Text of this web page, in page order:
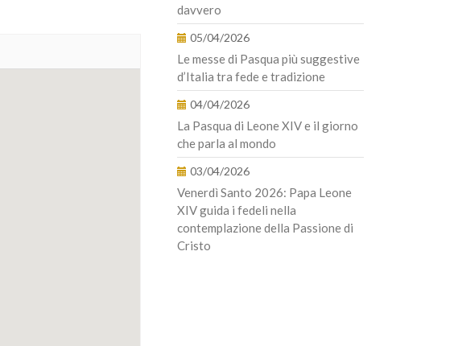
davvero
05/04/2026
Le messe di Pasqua più suggestive
d’Italia tra fede e tradizione
04/04/2026
La Pasqua di Leone XIV e il giorno
che parla al mondo
03/04/2026
Venerdì Santo 2026: Papa Leone
XIV guida i fedeli nella
contemplazione della Passione di
Cristo